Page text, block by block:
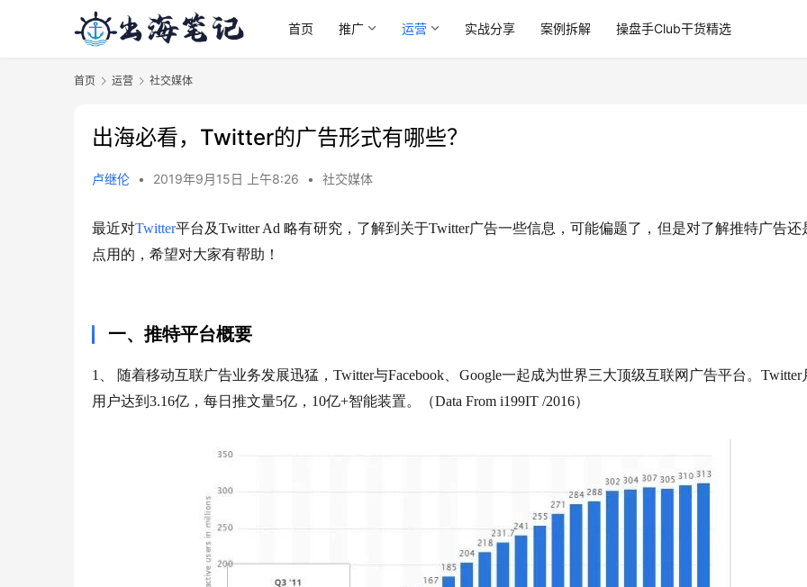
首页 推广 运营 实战分享 案例拆解 操盘手Club干货精选
首页 运营 社交媒体
出海必看，Twitter的广告形式有哪些？
卢继伦 • 2019年9月15日 上午8:26 • 社交媒体
最近对Twitter平台及Twitter Ad 略有研究，了解到关于Twitter广告一些信息，可能偏题了，但是对了解推特广告还
点用的，希望对大家有帮助！
一、推特平台概要
1、 随着移动互联广告业务发展迅猛，Twitter与Facebook、Google一起成为世界三大顶级互联网广告平台。Twitter
用户达到3.16亿，每日推文量5亿，10亿+智能装置。（Data From i199IT /2016）